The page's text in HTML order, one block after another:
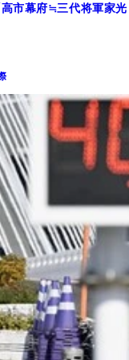
高市幕府≒三代将軍家光